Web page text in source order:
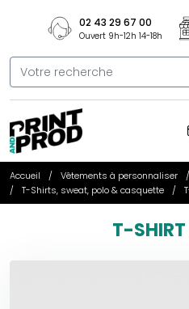
02 43 29 67 00
Ouvert 9h-12h 14-18h
Accueil Vêtements à personnaliser
T-Shirts, sweat, polo & casquette
T-